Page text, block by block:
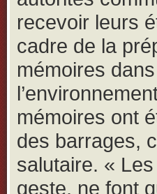
recevoir leurs
cadre de la
mémoires
mémoires ont
des barrages,
salutaire. «
geste, ne font